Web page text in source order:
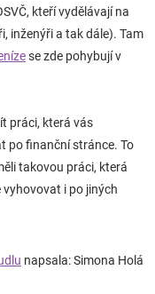
kteří vydělávají na
inženýři a tak dále). Tam
se zde pohybují v
práci, která vás
po finanční stránce. To
takovou práci, která
i po jiných
napsala: Simona Holá